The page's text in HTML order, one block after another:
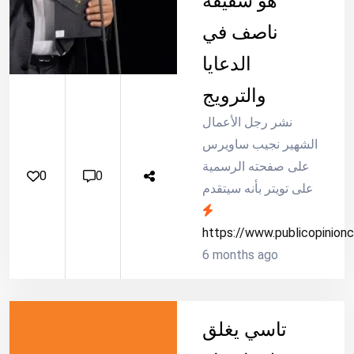
0 0
ناصف في
الدعايا
والترويج
نشر رجل الأعمال
الشهير نجيب ساويرس
على صفحته الرسمية
على تويتر بأنه سيتقدم
لمباحث الإنترنت ببلاغ
ضد أشخاص استغلوا
صورته هو شقيقه
https://
6 months ago
تاسي يغلق